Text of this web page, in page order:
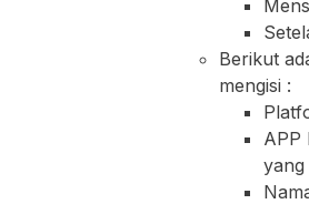
Berikut
mengisi :